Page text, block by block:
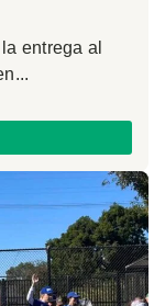
entrega al